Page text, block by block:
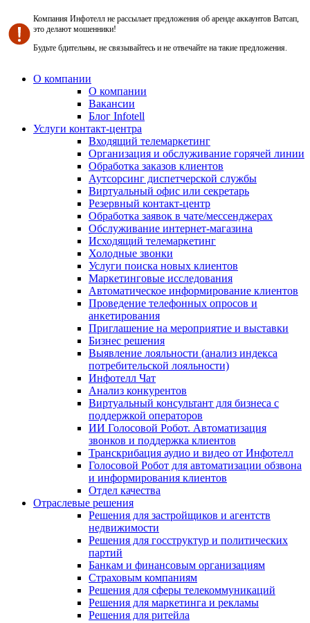
Компания Инфотелл не рассылает предложения об аренде аккаунтов Ватсап,
это делают мошенники!
Будьте бдительны, не связывайтесь и не отвечайте на такие предложения.
О компании
О компании
Вакансии
Блог Infotell
Услуги контакт-центра
Входящий телемаркетинг
Организация и обслуживание горячей линии
Обработка заказов клиентов
Аутсорсинг диспетчерской службы
Виртуальный офис или секретарь
Резервный контакт-центр
Обработка заявок в чате/мессенджерах
Обслуживание интернет-магазина
Исходящий телемаркетинг
Холодные звонки
Услуги поиска новых клиентов
Маркетинговые исследования
Автоматическое информирование клиентов
Проведение телефонных опросов и
анкетирования
Приглашение на мероприятие и выставки
Бизнес решения
Выявление лояльности (анализ индекса
потребительской лояльности)
Инфотелл Чат
Анализ конкурентов
Виртуальный консультант для бизнеса с
поддержкой операторов
ИИ Голосовой Робот. Автоматизация
звонков и поддержка клиентов
Транскрибация аудио и видео от Инфотелл
Голосовой Робот для автоматизации обзвона
и информирования клиентов
Отдел качества
Отраслевые решения
Решения для застройщиков и агентств
недвижимости
Решения для госструктур и политических
партий
Банкам и финансовым организациям
Страховым компаниям
Решения для сферы телекоммуникаций
Решения для маркетинга и рекламы
Решения для ритейла